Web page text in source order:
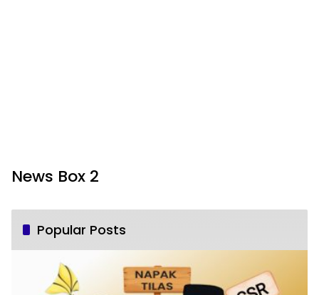
News Box 2
Popular Posts